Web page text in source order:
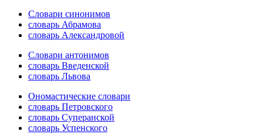
Словари синонимов
словарь Абрамова
словарь Александровой
Словари антонимов
словарь Введенской
словарь Львова
Ономастические словари
словарь Петровского
словарь Суперанской
словарь Успенского